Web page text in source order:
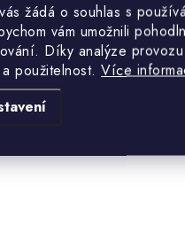
žádá o souhlas s
vám umožnili
Díky analýze
použitelnost. Více